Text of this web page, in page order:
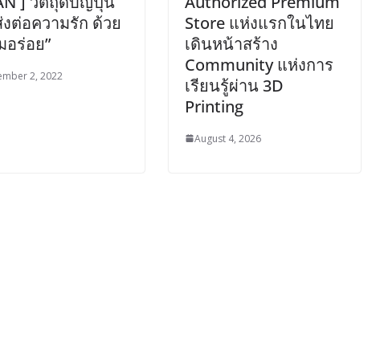
ต่อความรัก ด้วย
อร่อย”
2, 2022
Store แห่งแรกในไทย
เดินหน้าสร้าง
Community แห่งการ
เรียนรู้ผ่าน 3D
Printing
August 4, 2026